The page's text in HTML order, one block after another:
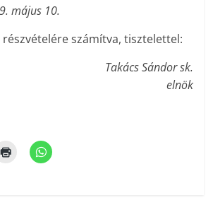
május 10.
részvételére számítva, tisztelettel:
Takács Sándor sk.
elnök